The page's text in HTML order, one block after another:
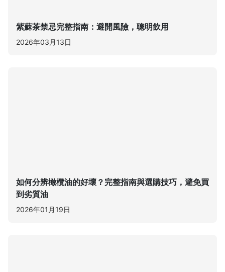
紫蘇茶禁忌完整指南：避開風險，聰明飲用
2026年03月13日
如何分辨橄欖油的好壞？完整指南與選購技巧，避免買
到劣質油
2026年01月19日